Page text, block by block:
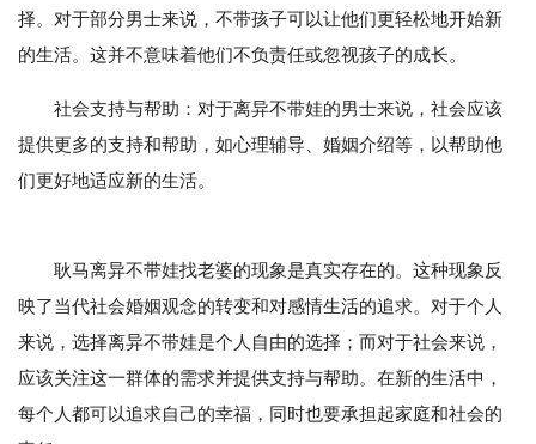
择。对于部分男士来说，不带孩子可以让他们更轻松地开始新
的生活。这并不意味着他们不负责任或忽视孩子的成长。
社会支持与帮助：对于离异不带娃的男士来说，社会应该
提供更多的支持和帮助，如心理辅导、婚姻介绍等，以帮助他
们更好地适应新的生活。
耿马离异不带娃找老婆的现象是真实存在的。这种现象反
映了当代社会婚姻观念的转变和对感情生活的追求。对于个人
来说，选择离异不带娃是个人自由的选择；而对于社会来说，
应该关注这一群体的需求并提供支持与帮助。在新的生活中，
每个人都可以追求自己的幸福，同时也要承担起家庭和社会的